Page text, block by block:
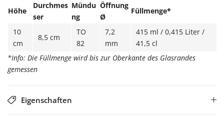
Höhe
Durchmes
ser
Mündu
ng
Öffnung
Ø
Füllmenge*
10
cm
8,5 cm
TO
82
7,2
mm
415 ml / 0,415 Liter /
41,5 cl
*Info: Die Füllmenge wird bis zur Oberkante des Glasrandes
gemessen
Eigenschaften